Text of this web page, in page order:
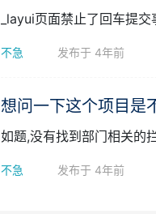
在下江铭 发布于 4年前
_layui页面禁止了回车提
不急 发布于 4年前